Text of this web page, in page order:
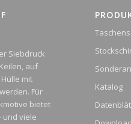
Siebdruck
auf
mit
Für
bietet
und viele
Katalog